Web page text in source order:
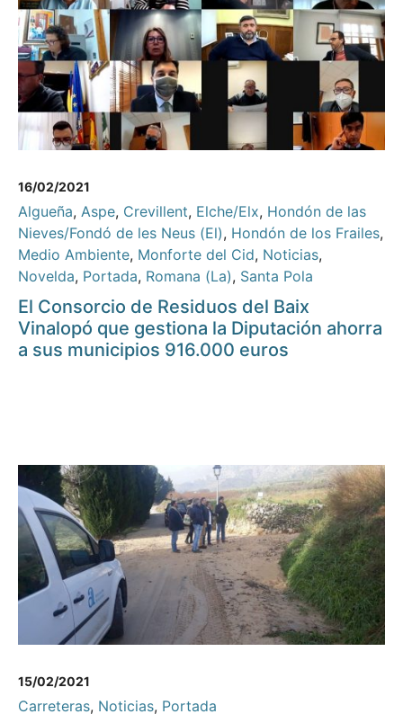
16/02/2021
Algueña, Aspe, Crevillent, Elche/Elx, Hondón de las
Nieves/Fondó de les Neus (El), Hondón de los Frailes,
Medio Ambiente, Monforte del Cid, Noticias,
Novelda, Portada, Romana (La), Santa Pola
El Consorcio de Residuos del Baix
Vinalopó que gestiona la Diputación ahorra
a sus municipios 916.000 euros
15/02/2021
Carreteras, Noticias, Portada